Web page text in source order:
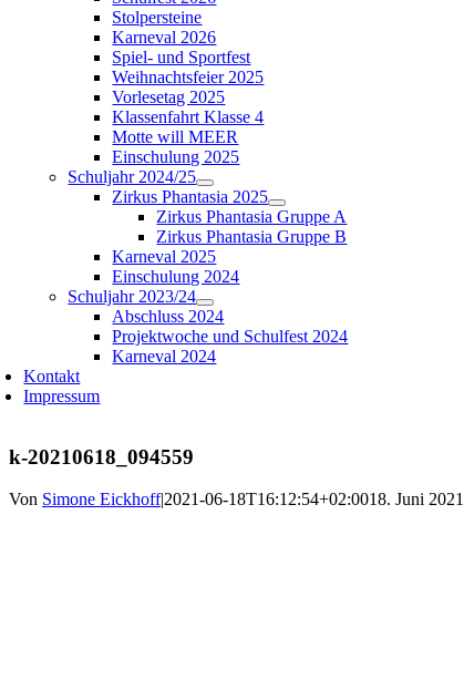
Stolpersteine
Karneval 2026
Spiel- und Sportfest
Weihnachtsfeier 2025
Vorlesetag 2025
Klassenfahrt Klasse 4
Motte will MEER
Einschulung 2025
Schuljahr 2024/25
Zirkus Phantasia 2025
Zirkus Phantasia Gruppe A
Zirkus Phantasia Gruppe B
Karneval 2025
Einschulung 2024
Schuljahr 2023/24
Abschluss 2024
Projektwoche und Schulfest 2024
Karneval 2024
Kontakt
Impressum
k-20210618_094559
Von Simone Eickhoff|2021-06-18T16:12:54+02:0018. Juni 2021